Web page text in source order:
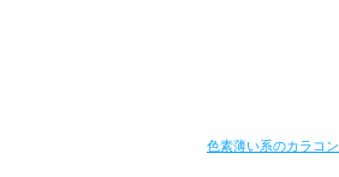
色素薄い系のカラコン